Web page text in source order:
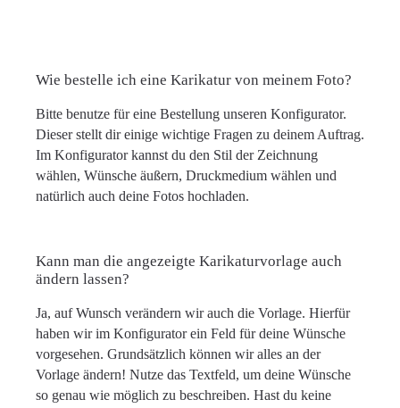
Wie bestelle ich eine Karikatur von meinem Foto?
Bitte benutze für eine Bestellung unseren Konfigurator.
Dieser stellt dir einige wichtige Fragen zu deinem Auftrag.
Im Konfigurator kannst du den Stil der Zeichnung
wählen, Wünsche äußern, Druckmedium wählen und
natürlich auch deine Fotos hochladen.
Kann man die angezeigte Karikaturvorlage auch
ändern lassen?
Ja, auf Wunsch verändern wir auch die Vorlage. Hierfür
haben wir im Konfigurator ein Feld für deine Wünsche
vorgesehen. Grundsätzlich können wir alles an der
Vorlage ändern! Nutze das Textfeld, um deine Wünsche
so genau wie möglich zu beschreiben. Hast du keine